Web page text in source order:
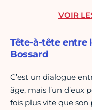
Tête-à-tête entre
Bossard
C’est un dialogue
âge, mais l’un d’eux
fois plus vite que
VOIR